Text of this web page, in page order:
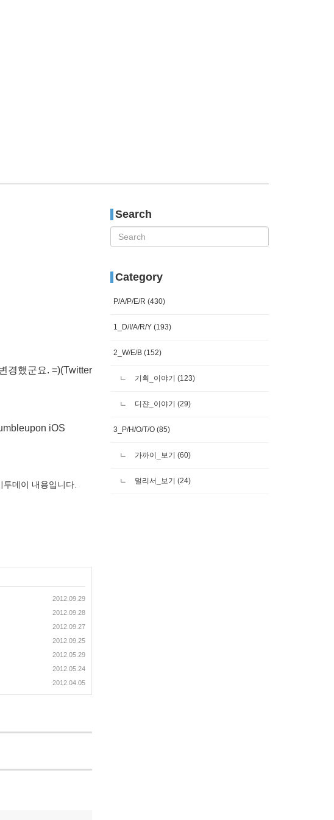
경했군요. =)(Twitter
iOS
투데이 내용입니다.
2012.09.29
2012.09.28
2012.09.27
2012.09.25
2012.05.29
2012.05.24
2012.04.05
Search
Category
P/A/P/E/R (430)
1_D/I/A/R/Y (193)
2_W/E/B (152)
기획_이야기 (123)
디쟌_이야기 (29)
3_P/H/O/T/O (85)
가까이_보기 (60)
멀리서_보기 (24)